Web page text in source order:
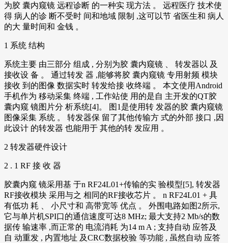
为胶 囊内窥镜 远程诊断 的一种实 现方法 。 远程医疗 技术使
得 病人的诊 断不受时 间和地域 限制 ,这可以节 省医生和 病人
的大 量时间和 金钱 。
1 系统 结构
系统主要 由三部分 组成 , 分别为胶 囊内窥镜 、 转发器以 及
接收设 备 。 通过转发 器 ,能够将胶 囊内窥镜 专用射频 模块
接收 到的图像 数据实时 转发给接 收终端 。 本文使用Android
手机作为 移动采集 终端 , 工作站使 用的是自 主开发的QT胶
囊内窥 镜图片分 析系统[4]。 图1是使用转 发器的胶 囊内窥镜
图像采集 系统 。 转发器保 留了其他传输方 式的外部 接口 ,因
此设计 的转发器 也能用于 其他的转 发应用 。
2 转发器硬件设计
2 . 1 RF 接 收 器
胶囊内窥 镜采用基 于n RF24L01+传输的实 验模型[5], 转发器
RF接收模块 采用与之 相同的RF接收芯片 。 n RF24L01 + 具
有低功 耗 、 小尺寸和 高带宽等 优点 。 外围电路如图2所示,
它与单片机SPI口的通信速度可达8 MHz; 最大支持2 Mb/s的数
据传 输速率 ,而正常的 电流消耗 为14 m A ; 支持自动 应答及
自 动重发 , 内置地址 及CRC数据校验 等功能 , 虽然自动 应答